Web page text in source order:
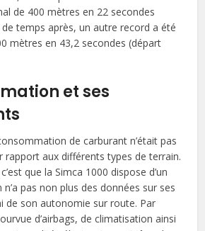
de 400 mètres en 22 secondes
temps après, un autre record a été
mètres en 43,2 secondes (départ
et ses
de carburant n’était pas
rapport aux différents types de terrain.
que la Simca 1000 dispose d’un
pas non plus des données sur ses
de son autonomie sur route. Par
d’airbags, de climatisation ainsi